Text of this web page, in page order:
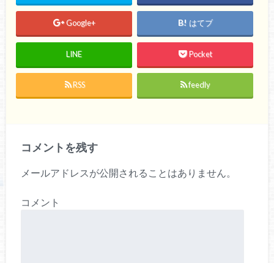
Google+ はてブ
LINE Pocket
RSS feedly
コメントを残す
メールアドレスが公開されることはありません。
コメント